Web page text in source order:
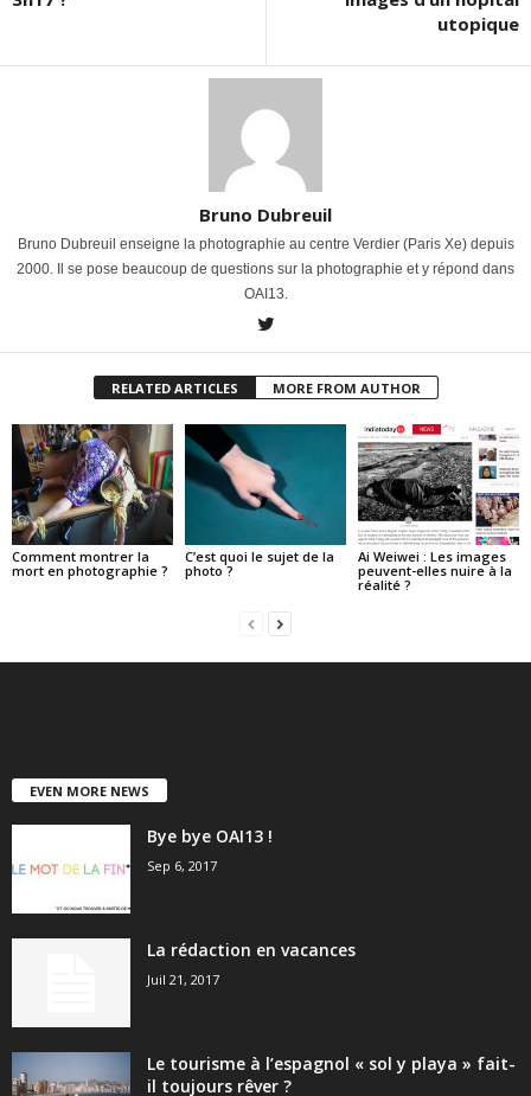
utopique
Bruno Dubreuil
Bruno Dubreuil enseigne la photographie au centre Verdier (Paris Xe) depuis
2000. Il se pose beaucoup de questions sur la photographie et y répond dans
OAI13.
RELATED ARTICLES MORE FROM AUTHOR
Comment montrer la
mort en photographie ?
C’est quoi le sujet de la
photo ?
Ai Weiwei : Les images
peuvent-elles nuire à la
réalité ?
EVEN MORE NEWS
Bye bye OAI13 !
Sep 6, 2017
La rédaction en vacances
Juil 21, 2017
Le tourisme à l’espagnol « sol y playa » fait-
il toujours rêver ?